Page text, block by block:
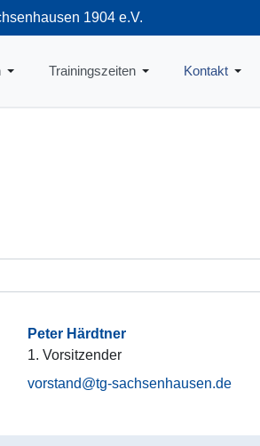
1904 e.V.
66374712
Trainingszeiten Kontakt
Peter Härdtner
1. Vorsitzender
vorstand@tg-sachsenhausen.de